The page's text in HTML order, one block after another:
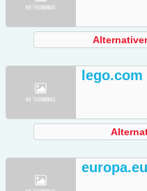
lego.com
europa.eu